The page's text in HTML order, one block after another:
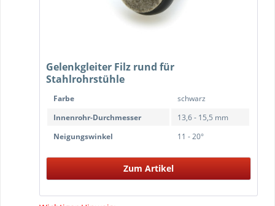
Gelenkgleiter Filz rund für
Stahlrohrstühle
Farbe
schwarz
Innenrohr-Durchmesser
13,6 - 15,5 mm
Neigungswinkel
11 - 20°
Zum Artikel